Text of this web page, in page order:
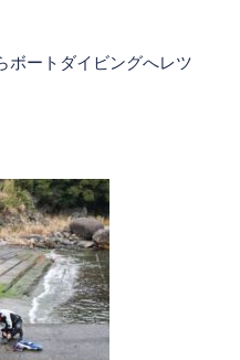
ボートダイビングへレツ